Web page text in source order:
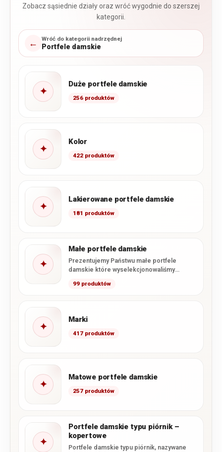
Zobacz sąsiednie działy oraz wróć wygodnie do szerszej
kategorii.
← Wróć do kategorii nadrzędnej
Portfele damskie
✦
Duże portfele damskie
256 produktów
✦
Kolor
422 produktów
✦
Lakierowane portfele damskie
181 produktów
✦
Małe portfele damskie
Prezentujemy Państwu małe portfele
damskie które wyselekcjonowaliśmy
wszystkie dostępne u…
99 produktów
✦
Marki
417 produktów
✦
Matowe portfele damskie
257 produktów
✦
Portfele damskie typu piórnik –
kopertowe
Portfele damskie typu piórnik, nazywane